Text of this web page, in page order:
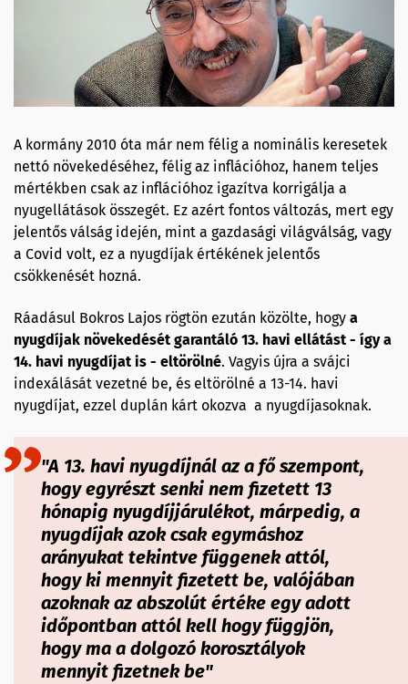
A kormány 2010 óta már nem félig a nominális keresetek
nettó növekedéséhez, félig az inflációhoz, hanem teljes
mértékben csak az inflációhoz igazítva korrigálja a
nyugellátások összegét. Ez azért fontos változás, mert egy
jelentős válság idején, mint a gazdasági világválság, vagy
a Covid volt, ez a nyugdíjak értékének jelentős
csökkenését hozná.
Ráadásul Bokros Lajos rögtön ezután közölte, hogy a
nyugdíjak növekedését garantáló 13. havi ellátást - így a
14. havi nyugdíjat is - eltörölné. Vagyis újra a svájci
indexálását vezetné be, és eltörölné a 13-14. havi
nyugdíjat, ezzel duplán kárt okozva a nyugdíjasoknak.
"A 13. havi nyugdíjnál az a fő szempont,
hogy egyrészt senki nem fizetett 13
hónapig nyugdíjjárulékot, márpedig, a
nyugdíjak azok csak egymáshoz
arányukat tekintve függenek attól,
hogy ki mennyit fizetett be, valójában
azoknak az abszolút értéke egy adott
időpontban attól kell hogy függjön,
hogy ma a dolgozó korosztályok
mennyit fizetnek be"